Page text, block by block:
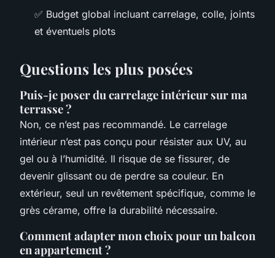
✅ Budget global incluant carrelage, colle, joints
et éventuels plots
Questions les plus posées
Puis-je poser du carrelage intérieur sur ma
terrasse ?
Non, ce n’est pas recommandé. Le carrelage
intérieur n’est pas conçu pour résister aux UV, au
gel ou à l’humidité. Il risque de se fissurer, de
devenir glissant ou de perdre sa couleur. En
extérieur, seul un revêtement spécifique, comme le
grès cérame, offre la durabilité nécessaire.
Comment adapter mon choix pour un balcon
en appartement ?